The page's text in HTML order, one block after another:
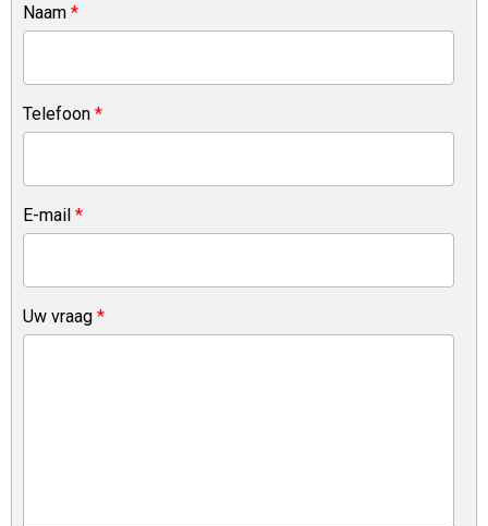
Naam *
Telefoon *
E-mail *
Uw vraag *